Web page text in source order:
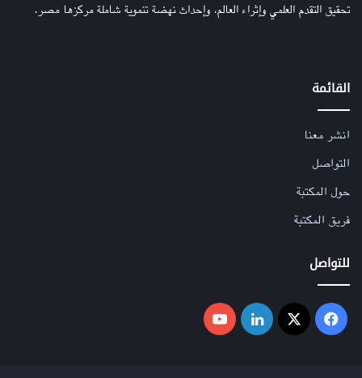
تحقيق التقدم العلمي وإثراء العالم، وإحداث نهضة تنموية شاملة مركزها مصر.
القائمة
انشر معنا
التواصل
حول المكتبة
فريق المكتبة
للتواصل
فيسبوك ‫X لينكدإن ‫YouTube